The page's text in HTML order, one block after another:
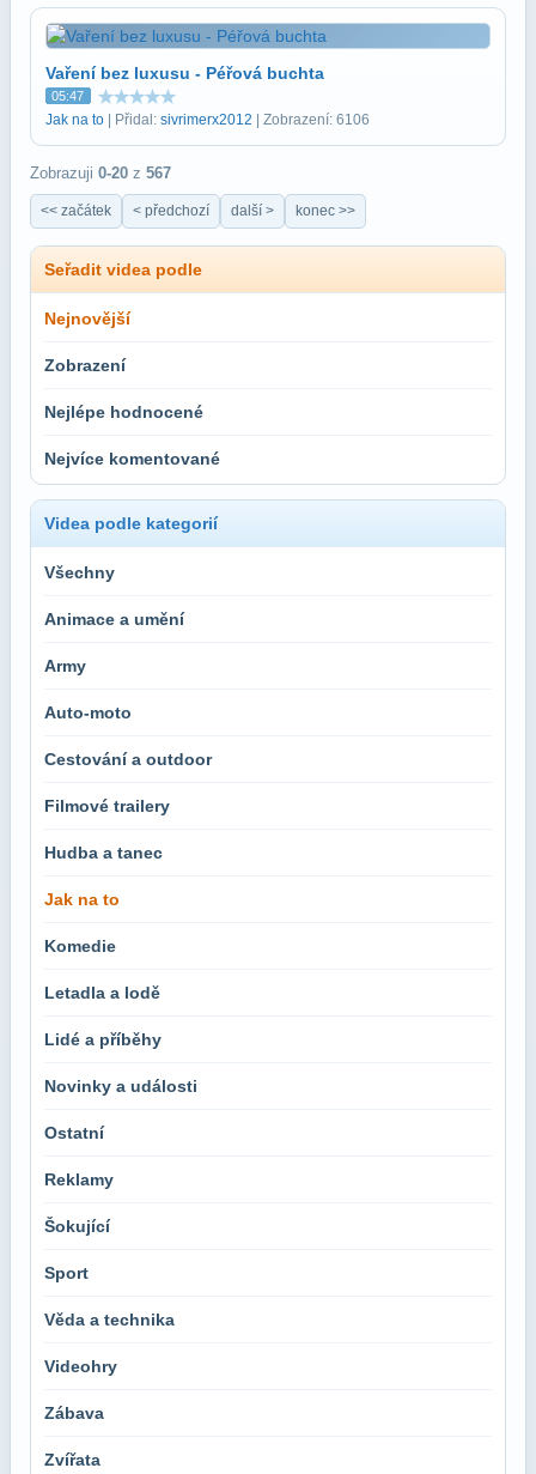
Vaření bez luxusu - Péřová buchta
05:47
Jak na to | Přidal: sivrimerx2012 | Zobrazení: 6106
Zobrazuji 0-20 z 567
<< začátek < předchozí další > konec >>
Seřadit videa podle
Nejnovější
Zobrazení
Nejlépe hodnocené
Nejvíce komentované
Videa podle kategorií
Všechny
Animace a umění
Army
Auto-moto
Cestování a outdoor
Filmové trailery
Hudba a tanec
Jak na to
Komedie
Letadla a lodě
Lidé a příběhy
Novinky a události
Ostatní
Reklamy
Šokující
Sport
Věda a technika
Videohry
Zábava
Zvířata